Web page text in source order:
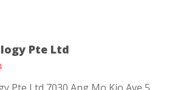
Pte Ltd